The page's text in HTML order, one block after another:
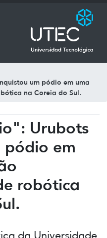
um pódio em uma
na Coreia do Sul.
Urubots
pódio em
robótica
da Universidade